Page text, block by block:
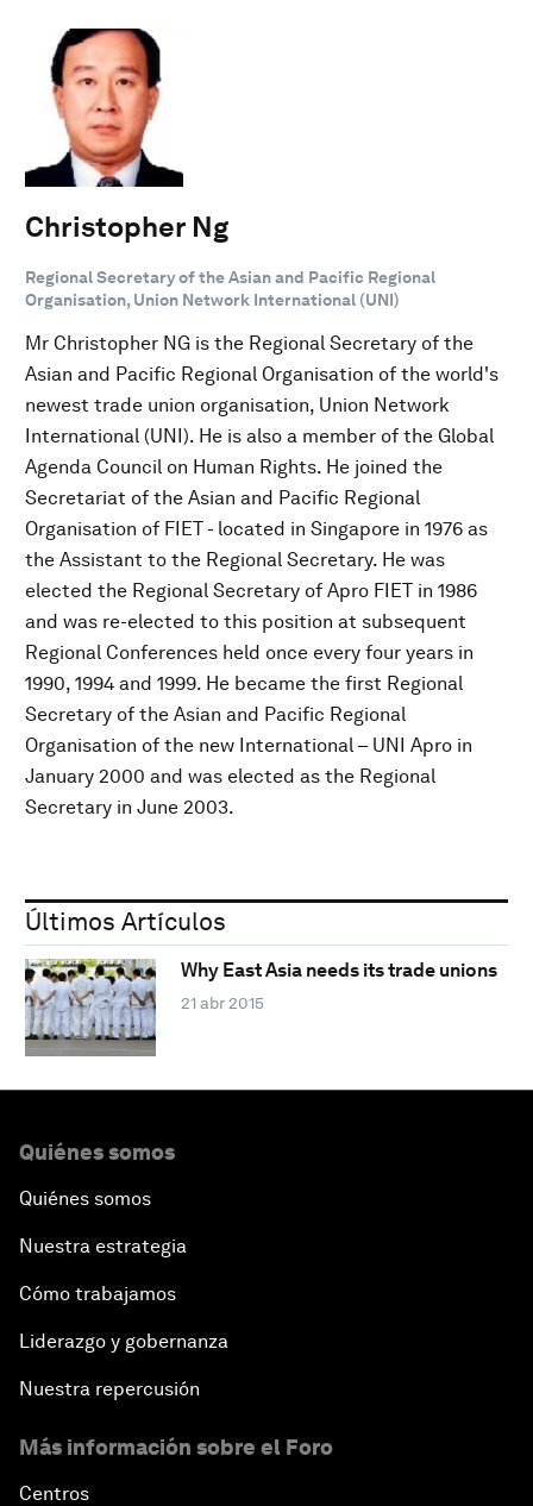
Christopher Ng
Regional Secretary of the Asian and Pacific Regional
Organisation, Union Network International (UNI)
Mr Christopher NG is the Regional Secretary of the
Asian and Pacific Regional Organisation of the world's
newest trade union organisation, Union Network
International (UNI). He is also a member of the Global
Agenda Council on Human Rights. He joined the
Secretariat of the Asian and Pacific Regional
Organisation of FIET - located in Singapore in 1976 as
the Assistant to the Regional Secretary. He was
elected the Regional Secretary of Apro FIET in 1986
and was re-elected to this position at subsequent
Regional Conferences held once every four years in
1990, 1994 and 1999. He became the first Regional
Secretary of the Asian and Pacific Regional
Organisation of the new International – UNI Apro in
January 2000 and was elected as the Regional
Secretary in June 2003.
Últimos Artículos
Why East Asia needs its trade unions
21 abr 2015
Quiénes somos
Quiénes somos
Nuestra estrategia
Cómo trabajamos
Liderazgo y gobernanza
Nuestra repercusión
Más información sobre el Foro
Centros